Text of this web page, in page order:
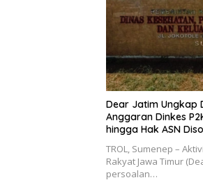
Dear Jatim Ungkap
Anggaran Dinkes
hingga Hak ASN
TROL, Sumenep –
Rakyat Jawa Timur
persoalan…